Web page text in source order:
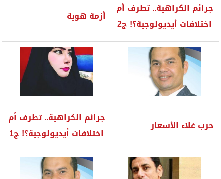
جرائم الكراهية.. تطرف أم
اختلافات أيديولوجية؟! ج2
أزمة هوية
حرب غلاء الأسعار
جرائم الكراهية.. تطرف أم
اختلافات أيديولوجية؟! ج1